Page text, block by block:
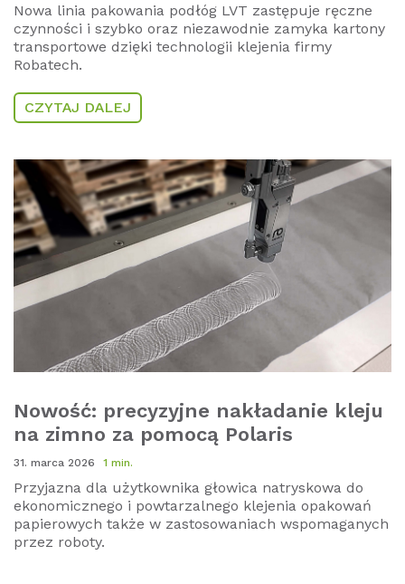
Nowa linia pakowania podłóg LVT zastępuje ręczne
czynności i szybko oraz niezawodnie zamyka kartony
transportowe dzięki technologii klejenia firmy
Robatech.
CZYTAJ DALEJ
Nowość: precyzyjne nakładanie kleju
na zimno za pomocą Polaris
31. marca 2026 1 min.
Przyjazna dla użytkownika głowica natryskowa do
ekonomicznego i powtarzalnego klejenia opakowań
papierowych także w zastosowaniach wspomaganych
przez roboty.